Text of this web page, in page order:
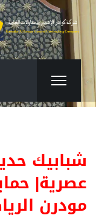
شبابيك
عصرية|
مودرن